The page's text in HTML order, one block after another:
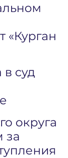
«Курган
суд
округа
за